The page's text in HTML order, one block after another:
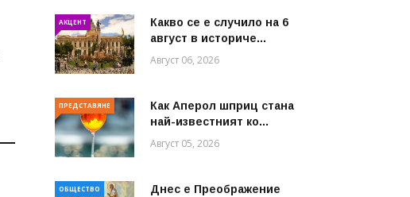
АКЦЕНТ
Какво се е случило на 6
август в историче...
Август 06, 2026
ПРЕДСТАВЯНЕ
Как Аперол шприц стана
най-известният ко...
Август 05, 2026
ОБЩЕСТВО
Днес е Преображение